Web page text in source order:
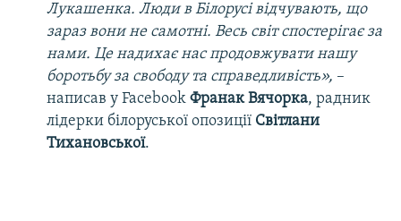
Лукашенка. Люди в Білорусі відчувають, що
зараз вони не самотні. Весь світ спостерігає за
нами. Це надихає нас продовжувати нашу
боротьбу за свободу та справедливість», –
написав у Facebook Франак Вячорка, радник
лідерки білоруської опозиції Світлани
Тихановської.